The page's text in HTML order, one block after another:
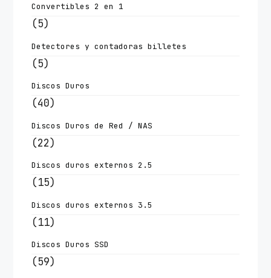
Convertibles 2 en 1
(5)
Detectores y contadoras billetes
(5)
Discos Duros
(40)
Discos Duros de Red / NAS
(22)
Discos duros externos 2.5
(15)
Discos duros externos 3.5
(11)
Discos Duros SSD
(59)